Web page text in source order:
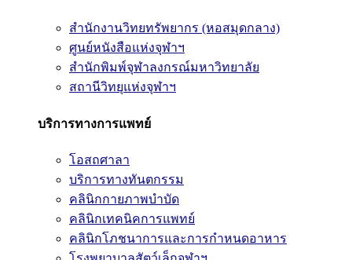
สำนักงานวิทยทรัพยากร (หอสมุดกลาง)
ศูนย์หนังสือแห่งจุฬาฯ
สำนักพิมพ์จุฬาลงกรณ์มหาวิทยาลัย
สถานีวิทยุแห่งจุฬาฯ
บริการทางการแพทย์
โอสถศาลา
บริการทางทันตกรรม
คลินิกกายภาพบำบัด
คลินิกเทคนิคการแพทย์
คลินิกโภชนาการและการกำหนดอาหาร